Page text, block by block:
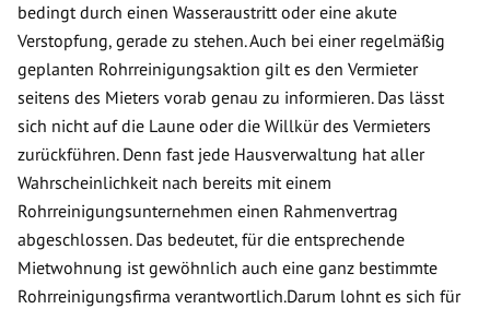
bedingt durch einen Wasseraustritt oder eine akute
Verstopfung, gerade zu stehen. Auch bei einer regelmäßig
geplanten Rohrreinigungsaktion gilt es den Vermieter
seitens des Mieters vorab genau zu informieren. Das lässt
sich nicht auf die Laune oder die Willkür des Vermieters
zurückführen. Denn fast jede Hausverwaltung hat aller
Wahrscheinlichkeit nach bereits mit einem
Rohrreinigungsunternehmen einen Rahmenvertrag
abgeschlossen. Das bedeutet, für die entsprechende
Mietwohnung ist gewöhnlich auch eine ganz bestimmte
Rohrreinigungsfirma verantwortlich.Darum lohnt es sich für